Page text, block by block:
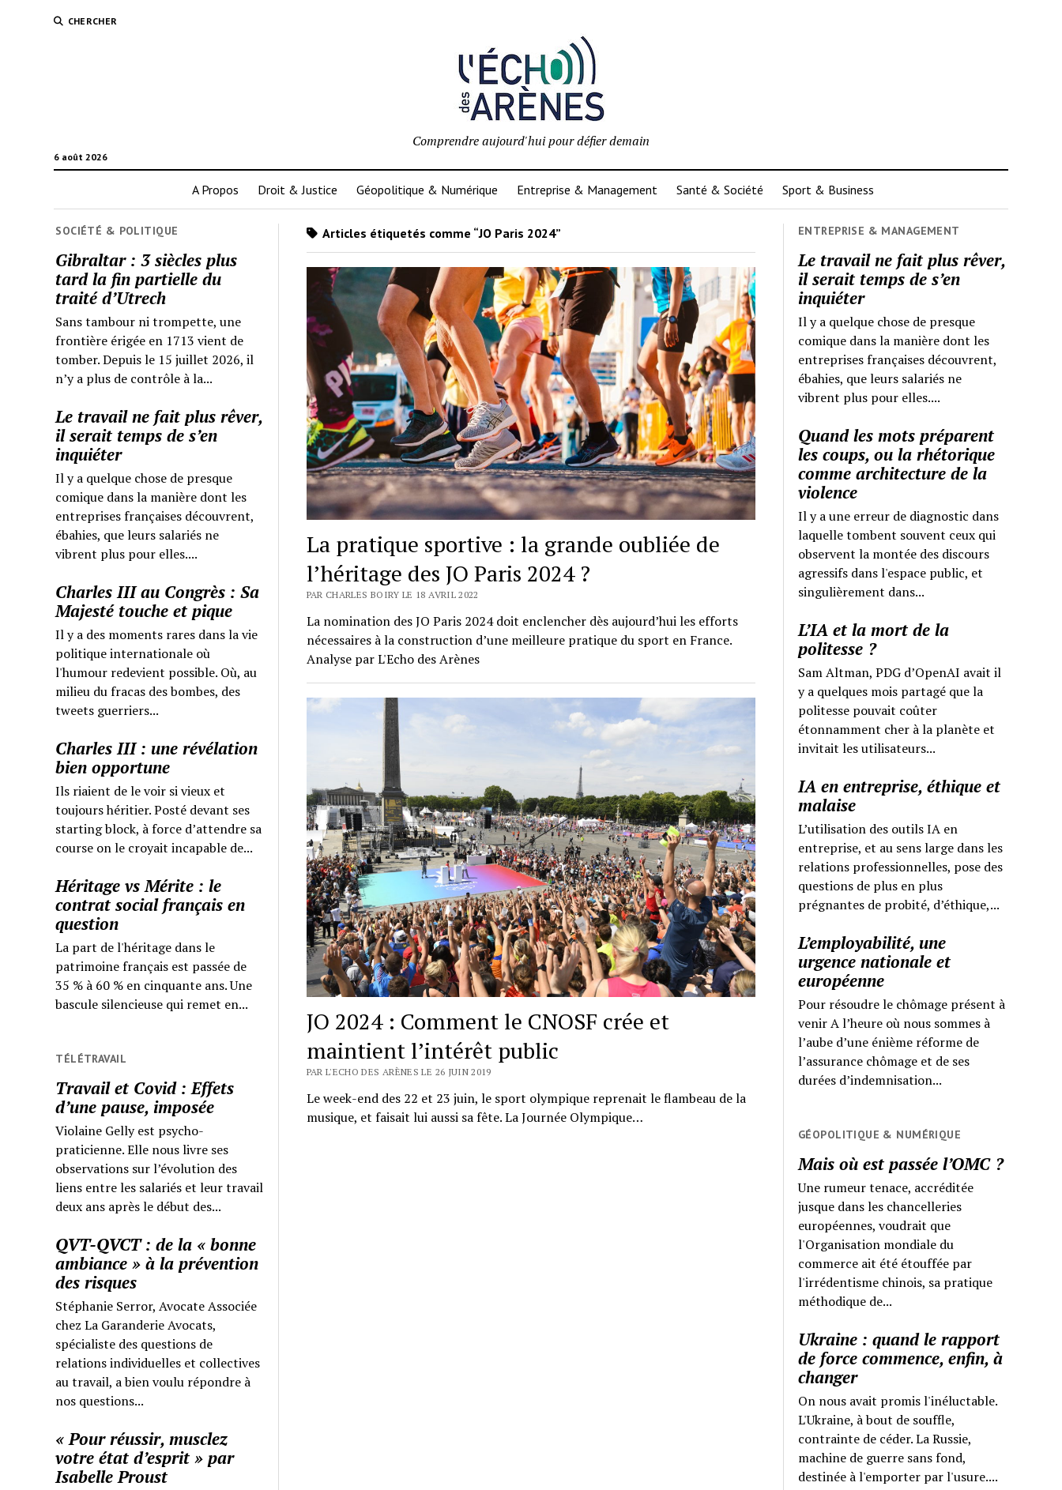
CHERCHER
6 août 2026
Comprendre aujourd'hui pour défier demain
A Propos Droit & Justice Géopolitique & Numérique Entreprise & Management Santé & Société Sport & Business
SOCIÉTÉ & POLITIQUE
Gibraltar : 3 siècles plus
tard la fin partielle du
traité d’Utrech
Sans tambour ni trompette, une
frontière érigée en 1713 vient de
tomber. Depuis le 15 juillet 2026, il
n’y a plus de contrôle à la...
Le travail ne fait plus rêver,
il serait temps de s’en
inquiéter
Il y a quelque chose de presque
comique dans la manière dont les
entreprises françaises découvrent,
ébahies, que leurs salariés ne
vibrent plus pour elles....
Charles III au Congrès : Sa
Majesté touche et pique
Il y a des moments rares dans la vie
politique internationale où
l'humour redevient possible. Où, au
milieu du fracas des bombes, des
tweets guerriers...
Charles III : une révélation
bien opportune
Ils riaient de le voir si vieux et
toujours héritier. Posté devant ses
starting block, à force d’attendre sa
course on le croyait incapable de...
Héritage vs Mérite : le
contrat social français en
question
La part de l'héritage dans le
patrimoine français est passée de
35 % à 60 % en cinquante ans. Une
bascule silencieuse qui remet en...
TÉLÉTRAVAIL
Travail et Covid : Effets
d’une pause, imposée
Violaine Gelly est psycho-
praticienne. Elle nous livre ses
observations sur l’évolution des
liens entre les salariés et leur travail
deux ans après le début des...
QVT-QVCT : de la « bonne
ambiance » à la prévention
des risques
Stéphanie Serror, Avocate Associée
chez La Garanderie Avocats,
spécialiste des questions de
relations individuelles et collectives
au travail, a bien voulu répondre à
nos questions...
« Pour réussir, musclez
votre état d’esprit » par
Isabelle Proust
Articles étiquetés comme “JO Paris 2024”
La pratique sportive : la grande oubliée de
l’héritage des JO Paris 2024 ?
PAR CHARLES BOIRY LE 18 AVRIL 2022
La nomination des JO Paris 2024 doit enclencher dès aujourd’hui les efforts
nécessaires à la construction d’une meilleure pratique du sport en France.
Analyse par L'Echo des Arènes
JO 2024 : Comment le CNOSF crée et
maintient l’intérêt public
PAR L'ECHO DES ARÈNES LE 26 JUIN 2019
Le week-end des 22 et 23 juin, le sport olympique reprenait le flambeau de la
musique, et faisait lui aussi sa fête. La Journée Olympique…
ENTREPRISE & MANAGEMENT
Le travail ne fait plus rêver,
il serait temps de s’en
inquiéter
Il y a quelque chose de presque
comique dans la manière dont les
entreprises françaises découvrent,
ébahies, que leurs salariés ne
vibrent plus pour elles....
Quand les mots préparent
les coups, ou la rhétorique
comme architecture de la
violence
Il y a une erreur de diagnostic dans
laquelle tombent souvent ceux qui
observent la montée des discours
agressifs dans l'espace public, et
singulièrement dans...
L’IA et la mort de la
politesse ?
Sam Altman, PDG d’OpenAI avait il
y a quelques mois partagé que la
politesse pouvait coûter
étonnamment cher à la planète et
invitait les utilisateurs...
IA en entreprise, éthique et
malaise
L’utilisation des outils IA en
entreprise, et au sens large dans les
relations professionnelles, pose des
questions de plus en plus
prégnantes de probité, d’éthique,...
L’employabilité, une
urgence nationale et
européenne
Pour résoudre le chômage présent à
venir A l’heure où nous sommes à
l’aube d’une énième réforme de
l’assurance chômage et de ses
durées d’indemnisation...
GÉOPOLITIQUE & NUMÉRIQUE
Mais où est passée l’OMC ?
Une rumeur tenace, accréditée
jusque dans les chancelleries
européennes, voudrait que
l'Organisation mondiale du
commerce ait été étouffée par
l'irrédentisme chinois, sa pratique
méthodique de...
Ukraine : quand le rapport
de force commence, enfin, à
changer
On nous avait promis l'inéluctable.
L'Ukraine, à bout de souffle,
contrainte de céder. La Russie,
machine de guerre sans fond,
destinée à l'emporter par l'usure....